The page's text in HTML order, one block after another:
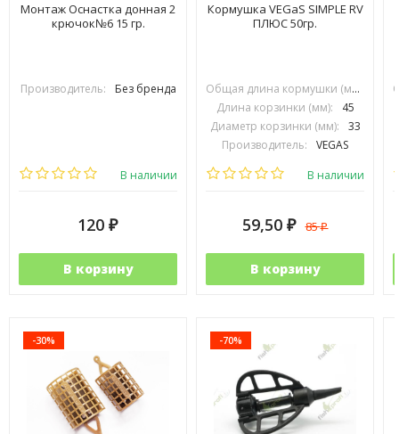
Монтаж Оснастка донная 2
крючок№6 15 гр.
Производитель: Без бренда
В наличии
120 ₽
В корзину
Кормушка VEGaS SIMPLE RV
ПЛЮС 50гр.
Общая длина кормушки (мм):
Длина корзинки (мм):
45
Диаметр корзинки (мм):
33
Производитель:
VEGAS
В наличии
59,50 ₽ 85₽
В корзину
-30% -70%